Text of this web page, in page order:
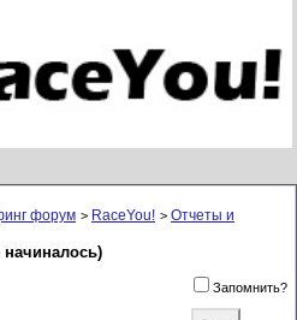
форум > RaceYou! > Отчеты и
Запомнить?